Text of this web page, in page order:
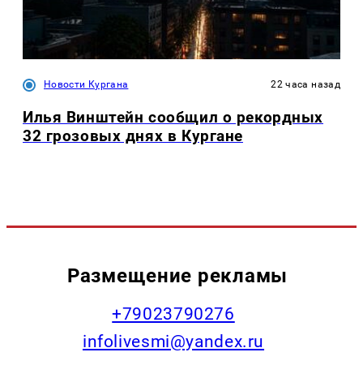
Новости Кургана 22 часа назад
Илья Винштейн сообщил о рекордных
32 грозовых днях в Кургане
Размещение рекламы
+79023790276
infolivesmi@yandex.ru